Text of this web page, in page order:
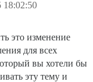
18:02:50
это изменение
для всех
вы хотели бы
эту тему и